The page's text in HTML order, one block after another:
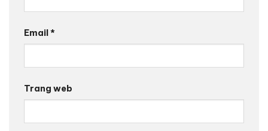
Email *
Trang web